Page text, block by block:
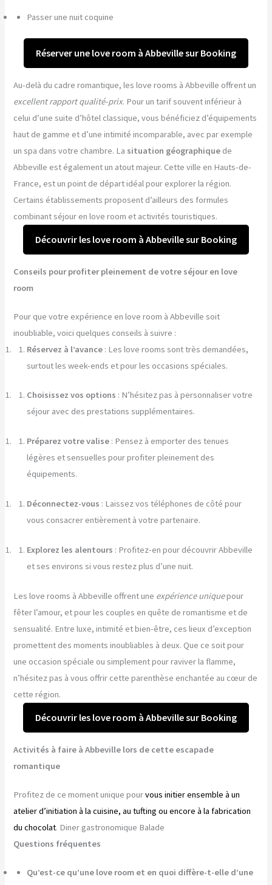
Passer une nuit coquine
Réserver une love room à Abbeville sur Booking
Au-delà du cadre romantique, les love rooms à Abbeville offrent un
excellent rapport qualité-prix. Pour un tarif souvent inférieur à
celui d’une suite d’hôtel classique, vous bénéficiez d’équipements
haut de gamme et d’une intimité incomparable, avec par exemple
un spa dans votre chambre. La situation géographique de
Abbeville est également un atout majeur. Cette ville en Hauts-de-
France, est un point de départ idéal pour explorer la région.
Certains établissements proposent d’ailleurs des formules
combinant séjour en love room et activités touristiques.
Découvrir les love room à Abbeville sur Booking
Conseils pour profiter pleinement de votre séjour en love
room
Pour que votre expérience en love room à Abbeville soit
inoubliable, voici quelques conseils à suivre :
Réservez à l’avance : Les love rooms sont très demandées,
surtout les week-ends et pour les occasions spéciales.
Choisissez vos options : N’hésitez pas à personnaliser votre
séjour avec des prestations supplémentaires.
Préparez votre valise : Pensez à emporter des tenues
légères et sensuelles pour profiter pleinement des
équipements.
Déconnectez-vous : Laissez vos téléphones de côté pour
vous consacrer entièrement à votre partenaire.
Explorez les alentours : Profitez-en pour découvrir Abbeville
et ses environs si vous restez plus d’une nuit.
Les love rooms à Abbeville offrent une expérience uniquepour
fêter l’amour, et pour les couples en quête de romantisme et de
sensualité. Entre luxe, intimité et bien-être, ces lieux d’exception
promettent des moments inoubliables à deux. Que ce soit pour
une occasion spéciale ou simplement pour raviver la flamme,
n’hésitez pas à vous offrir cette parenthèse enchantée au cœur de
cette région.
Découvrir les love room à Abbeville sur Booking
Activités à faire à Abbeville lors de cette escapade
romantique
Profitez de ce moment unique pourvous initier ensemble à un
atelier d’initiation à la cuisine, au tufting ou encore à la fabrication
du chocolat. Diner gastronomique Balade
Questions fréquentes
Qu’est-ce qu’une love room et en quoi diffère-t-elle d’une